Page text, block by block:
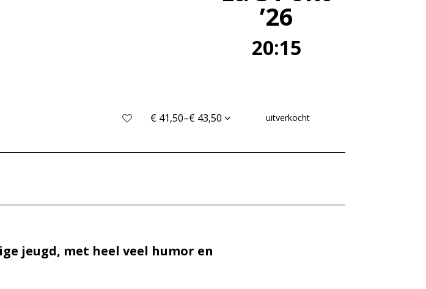
’26
20:15
€ 41,50–€ 43,50 uitverkocht
jeugd, met heel veel humor en